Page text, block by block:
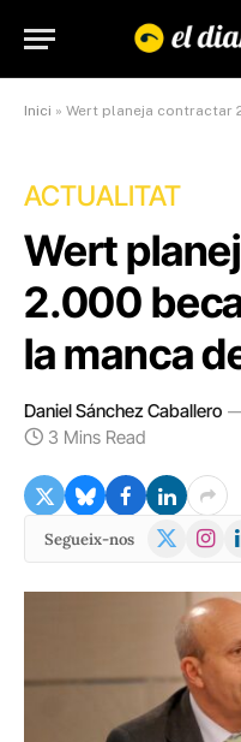
Inici » Wert planeja contractar
ACTUALITAT
Wert
2.000
la manca
Daniel Sánchez Caballero
3 Mins Read
Segueix-nos
X